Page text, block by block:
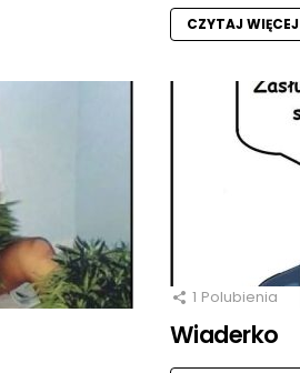
CZYTAJ WIĘCEJ
1 Polubienia
Wiaderko